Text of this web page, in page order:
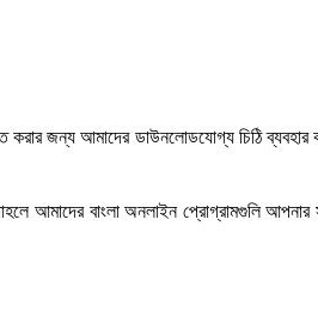
করার জন্য আমাদের ডাউনলোডযোগ্য চিঠি
আমাদের বাংলা অনলাইন প্রোগ্রামগুলি